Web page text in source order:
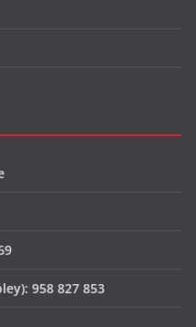
958 827 853